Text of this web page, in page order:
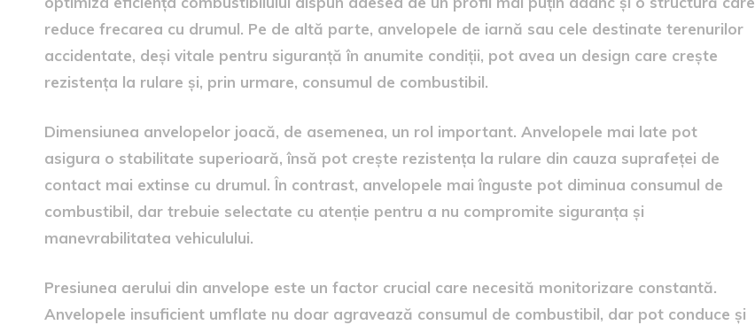
reduce frecarea cu drumul. Pe de altă parte, anvelopele de iarnă sau cele destinate terenurilor
accidentate, deși vitale pentru siguranță în anumite condiții, pot avea un design care crește
rezistența la rulare și, prin urmare, consumul de combustibil.
Dimensiunea anvelopelor joacă, de asemenea, un rol important. Anvelopele mai late pot
asigura o stabilitate superioară, însă pot crește rezistența la rulare din cauza suprafeței de
contact mai extinse cu drumul. În contrast, anvelopele mai înguste pot diminua consumul de
combustibil, dar trebuie selectate cu atenție pentru a nu compromite siguranța și
manevrabilitatea vehiculului.
Presiunea aerului din anvelope este un factor crucial care necesită monitorizare constantă.
Anvelopele insuficient umflate nu doar agravează consumul de combustibil, dar pot conduce și